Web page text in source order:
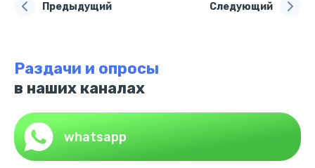
Предыдущий Следующий
Раздачи и опросы
в наших каналах
whatsapp